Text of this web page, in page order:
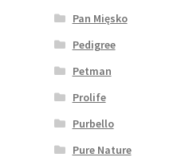
Pan Mięsko
Pedigree
Petman
Prolife
Purbello
Pure Nature